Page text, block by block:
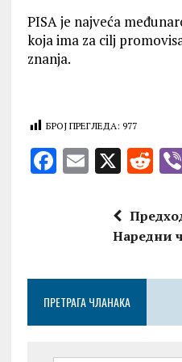
PISA je najveća
koja ima za cilj
znanja.
БРОЈ ПРЕГЛЕДА: 977
F
o
k
E X R
d
di
Наредни
ПРЕТРАГА ЧЛАНАКА